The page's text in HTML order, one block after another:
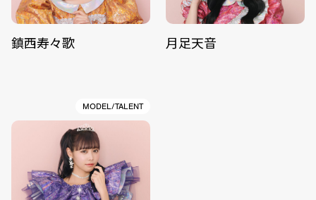
鎮西寿々歌 月足天音
MODEL/TALENT